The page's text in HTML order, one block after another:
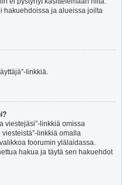
hakuehdoissa ja alueissa joilta
linkkiä.
viestejäsi”-linkkiä omissa
linkkiä omalla
foorumin ylälaidassa.
hakua ja täytä sen hakuehdot